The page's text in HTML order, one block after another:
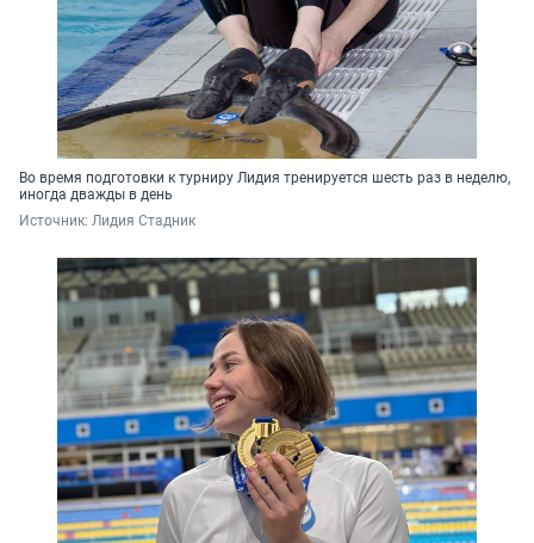
Во время подготовки к турниру Лидия тренируется шесть раз в неделю,
иногда дважды в день
Источник: Лидия Стадник